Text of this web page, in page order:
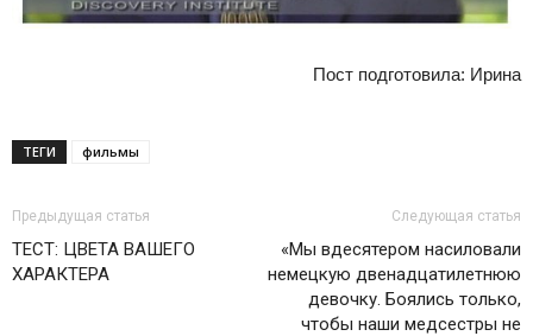
Пост подготовила: Ирина
ТЕГИ фильмы
Предыдущая статья
ТЕСТ: ЦВЕТА ВАШЕГО
ХАРАКТЕРА
Следующая статья
«Мы вдесятером насиловали
немецкую двенадцатилетнюю
девочку. Боялись только,
чтобы наши медсестры не